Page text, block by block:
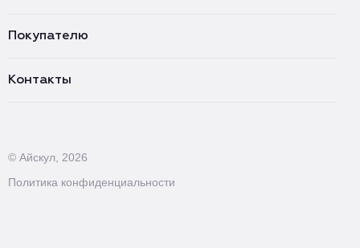
Покупателю
Контакты
© Айскул, 2026
Политика конфиденциальности